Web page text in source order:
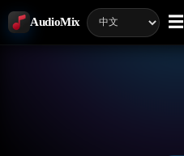
AudioMix ☰